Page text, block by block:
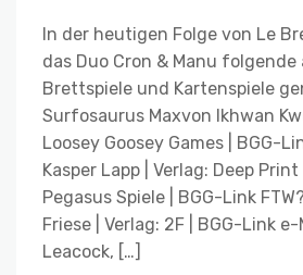
In der heutigen Folge von Le
das Duo Cron & Manu folgende
Brettspiele und Kartenspiele
Surfosaurus Maxvon Ikhwan
Loosey Goosey Games | BGG-
Kasper Lapp | Verlag: Deep
Pegasus Spiele | BGG-Link
Friese | Verlag: 2F | BGG-Link
Leacock, […]